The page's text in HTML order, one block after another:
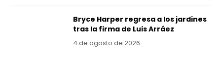
Bryce Harper regresa a los jardines
tras la firma de Luis Arráez
4 de agosto de 2026